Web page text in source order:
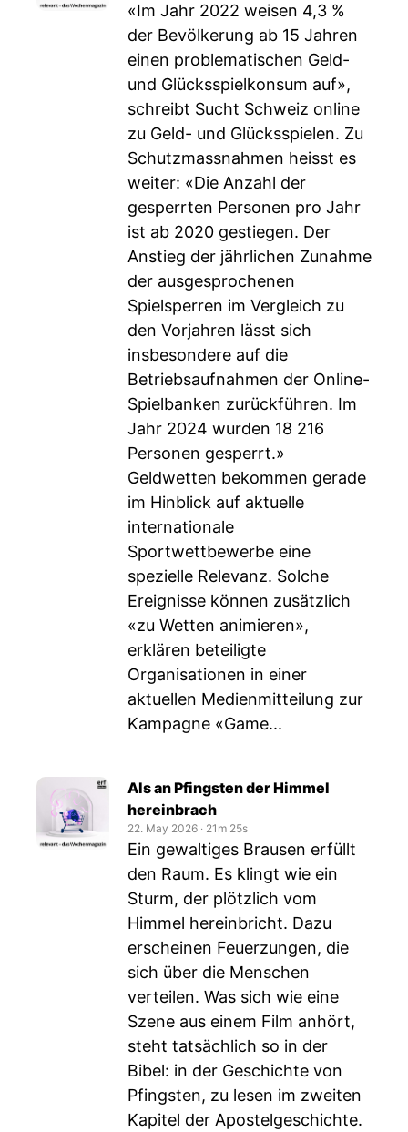
«Im Jahr 2022 weisen 4,3 %
der Bevölkerung ab 15 Jahren
einen problematischen Geld-
und Glücksspielkonsum auf»,
schreibt Sucht Schweiz online
zu Geld- und Glücksspielen. Zu
Schutzmassnahmen heisst es
weiter: «Die Anzahl der
gesperrten Personen pro Jahr
ist ab 2020 gestiegen. Der
Anstieg der jährlichen Zunahme
der ausgesprochenen
Spielsperren im Vergleich zu
den Vorjahren lässt sich
insbesondere auf die
Betriebsaufnahmen der Online-
Spielbanken zurückführen. Im
Jahr 2024 wurden 18 216
Personen gesperrt.»
Geldwetten bekommen gerade
im Hinblick auf aktuelle
internationale
Sportwettbewerbe eine
spezielle Relevanz. Solche
Ereignisse können zusätzlich
«zu Wetten animieren»,
erklären beteiligte
Organisationen in einer
aktuellen Medienmitteilung zur
Kampagne «Game...
Als an Pfingsten der Himmel
hereinbrach
22. May 2026 ‧ 21m 25s
Ein gewaltiges Brausen erfüllt
den Raum. Es klingt wie ein
Sturm, der plötzlich vom
Himmel hereinbricht. Dazu
erscheinen Feuerzungen, die
sich über die Menschen
verteilen. Was sich wie eine
Szene aus einem Film anhört,
steht tatsächlich so in der
Bibel: in der Geschichte von
Pfingsten, zu lesen im zweiten
Kapitel der Apostelgeschichte.